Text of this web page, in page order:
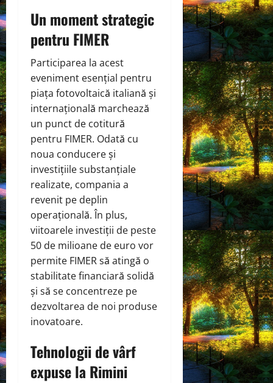
Un moment strategic
pentru FIMER
Participarea la acest
eveniment esențial pentru
piața fotovoltaică italiană și
internațională marchează
un punct de cotitură
pentru FIMER. Odată cu
noua conducere și
investițiile substanțiale
realizate, compania a
revenit pe deplin
operațională. În plus,
viitoarele investiții de peste
50 de milioane de euro vor
permite FIMER să atingă o
stabilitate financiară solidă
și să se concentreze pe
dezvoltarea de noi produse
inovatoare.
Tehnologii de vârf
expuse la Rimini